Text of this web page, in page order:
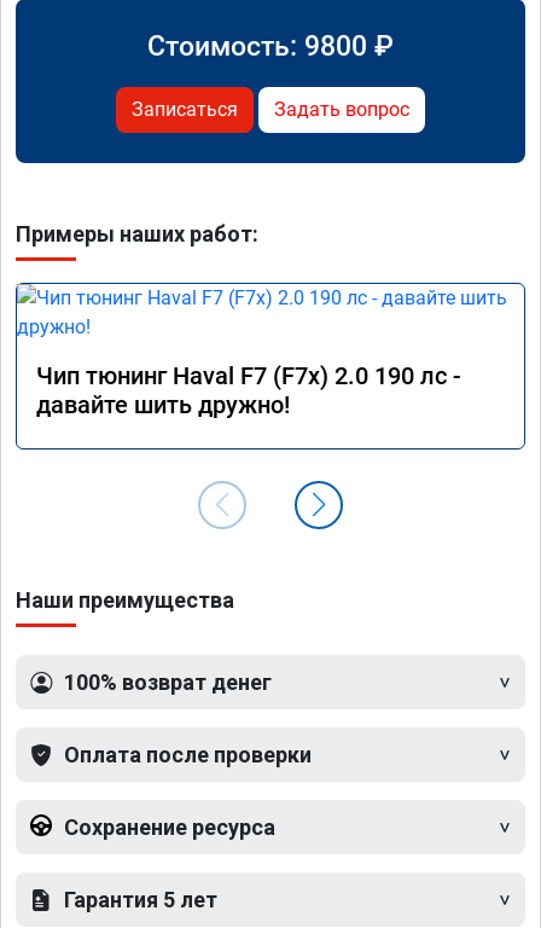
Стоимость: 9800 ₽
Записаться Задать вопрос
Примеры наших работ:
Чип тюнинг Haval F7 (F7x) 2.0 190 лс -
давайте шить дружно!
Наши преимущества
100% возврат денег
Оплата после проверки
Сохранение ресурса
Гарантия 5 лет